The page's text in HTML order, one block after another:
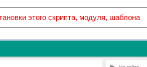
этого скрипта, модуля, шаблона